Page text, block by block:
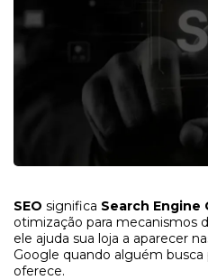
SEO significa Search
otimização para mecanismos
ele ajuda sua loja a aparecer
Google quando alguém
oferece.